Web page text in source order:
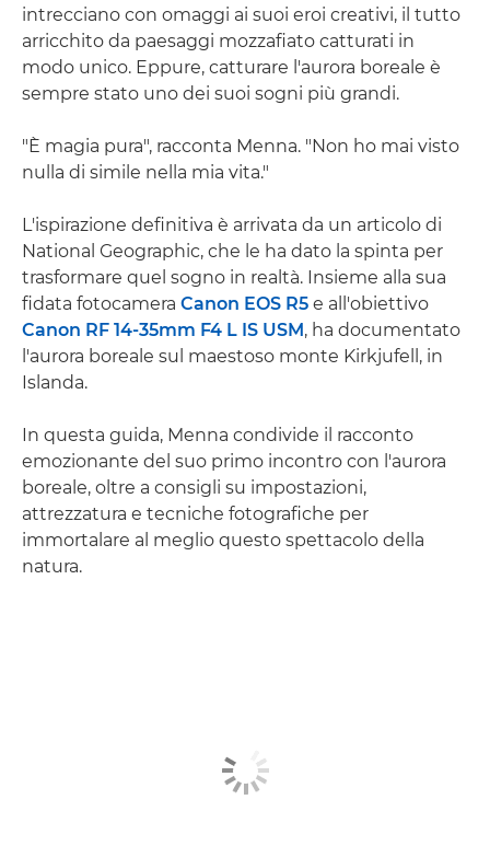
intrecciano con omaggi ai suoi eroi creativi, il tutto
arricchito da paesaggi mozzafiato catturati in
modo unico. Eppure, catturare l'aurora boreale è
sempre stato uno dei suoi sogni più grandi.
"È magia pura", racconta Menna. "Non ho mai visto
nulla di simile nella mia vita."
L'ispirazione definitiva è arrivata da un articolo di
National Geographic, che le ha dato la spinta per
trasformare quel sogno in realtà. Insieme alla sua
fidata fotocamera Canon EOS R5 e all'obiettivo
Canon RF 14-35mm F4 L IS USM, ha documentato
l'aurora boreale sul maestoso monte Kirkjufell, in
Islanda.
In questa guida, Menna condivide il racconto
emozionante del suo primo incontro con l'aurora
boreale, oltre a consigli su impostazioni,
attrezzatura e tecniche fotografiche per
immortalare al meglio questo spettacolo della
natura.